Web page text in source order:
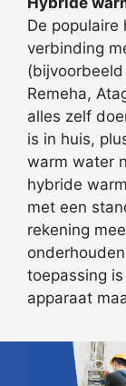
De
verbinding
(bijvoorbeeld
Remeha,
alles zelf
is in huis,
warm water
hybride
met een
rekening
toepassing is
apparaat